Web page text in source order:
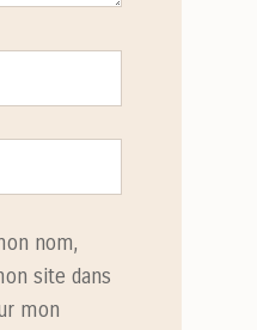
nom,
site dans
mon